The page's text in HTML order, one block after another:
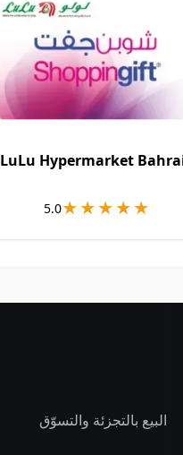
LuLu Hypermarket
★★★★★
★★★★★
5.0
البيع بالتجزئة والتسوّق